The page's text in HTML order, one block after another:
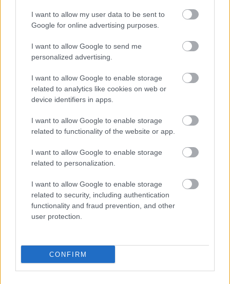
I want to allow my user data to be sent to
Google for online advertising purposes.
I want to allow Google to send me
personalized advertising.
I want to allow Google to enable storage
related to analytics like cookies on web or
device identifiers in apps.
I want to allow Google to enable storage
related to functionality of the website or app.
I want to allow Google to enable storage
related to personalization.
I want to allow Google to enable storage
related to security, including authentication
functionality and fraud prevention, and other
user protection.
CONFIRM
ΔΙΑΒΆΣΤΕ ΠΕΡΙΣΣΌΤΕΡΑ
Το… ροζ καφέ στο Λονδίνο που είναι γεμάτο
λουλούδια και κάνει πάταγο στο Instagram!